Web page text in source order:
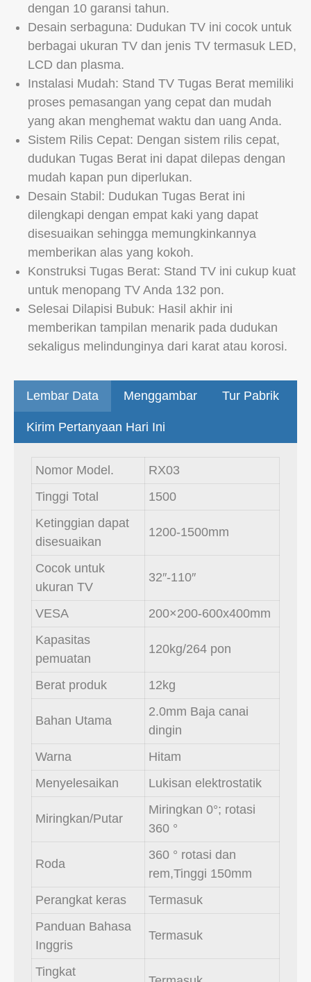
dengan 10 garansi tahun.
Desain serbaguna: Dudukan TV ini cocok untuk
berbagai ukuran TV dan jenis TV termasuk LED,
LCD dan plasma.
Instalasi Mudah: Stand TV Tugas Berat memiliki
proses pemasangan yang cepat dan mudah
yang akan menghemat waktu dan uang Anda.
Sistem Rilis Cepat: Dengan sistem rilis cepat,
dudukan Tugas Berat ini dapat dilepas dengan
mudah kapan pun diperlukan.
Desain Stabil: Dudukan Tugas Berat ini
dilengkapi dengan empat kaki yang dapat
disesuaikan sehingga memungkinkannya
memberikan alas yang kokoh.
Konstruksi Tugas Berat: Stand TV ini cukup kuat
untuk menopang TV Anda 132 pon.
Selesai Dilapisi Bubuk: Hasil akhir ini
memberikan tampilan menarik pada dudukan
sekaligus melindunginya dari karat atau korosi.
Lembar Data Menggambar Tur Pabrik
Kirim Pertanyaan Hari Ini
Nomor Model.
RX03
Tinggi Total
1500
Ketinggian dapat
disesuaikan
1200-1500mm
Cocok untuk
ukuran TV
32″-110″
VESA
200×200-600x400mm
Kapasitas
pemuatan
120kg/264 pon
Berat produk 12kg
Bahan Utama
2.0mm Baja canai
dingin
Warna
Hitam
Menyelesaikan
Lukisan elektrostatik
Miringkan/Putar
Miringkan 0°; rotasi
360 °
Roda
360 ° rotasi dan
rem,Tinggi 150mm
Perangkat keras
Termasuk
Panduan Bahasa
Inggris
Termasuk
Tingkat